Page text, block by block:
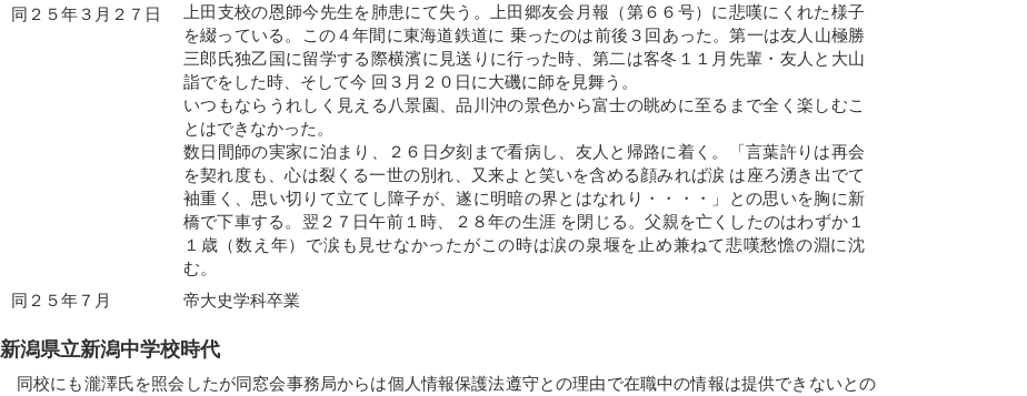
同２５年３月２７日
上田支校の恩師今先生を肺患にて失う。上田郷友会月報（第６６号）に悲嘆にくれた様子
を綴っている。この４年間に東海道鉄道に 乗ったのは前後３回あった。第一は友人山極勝
三郎氏独乙国に留学する際横濱に見送りに行った時、第二は客冬１１月先輩・友人と大山
詣でをした時、そして今 回３月２０日に大磯に師を見舞う。
いつもならうれしく見える八景園、品川沖の景色から富士の眺めに至るまで全く楽しむこ
とはできなかった。
数日間師の実家に泊まり、２６日夕刻まで看病し、友人と帰路に着く。「言葉許りは再会
を契れ度も、心は裂くる一世の別れ、又来よと笑いを含める顔みれば涙 は座ろ湧き出でて
袖重く、思い切りて立てし障子が、遂に明暗の界とはなれり・・・・」との思いを胸に新
橋で下車する。翌２７日午前１時、２８年の生涯 を閉じる。父親を亡くしたのはわずか１
１歳（数え年）で涙も見せなかったがこの時は涙の泉堰を止め兼ねて悲嘆愁憺の淵に沈
む。
同２５年７月
帝大史学科卒業
新潟県立新潟中学校時代
同校にも瀧澤氏を照会したが同窓会事務局からは個人情報保護法遵守との理由で在職中の情報は提供できないとの